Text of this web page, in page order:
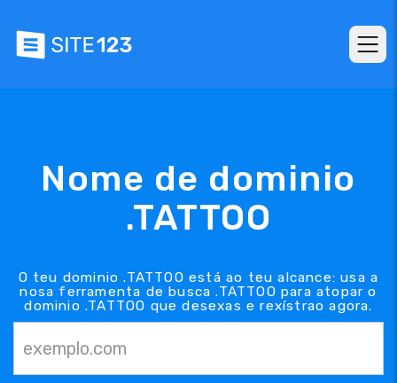
Nome de dominio
.TATTOO
O teu dominio .TATTOO está ao teu alcance: usa a
nosa ferramenta de busca .TATTOO para atopar o
dominio .TATTOO que desexas e rexístrao agora.